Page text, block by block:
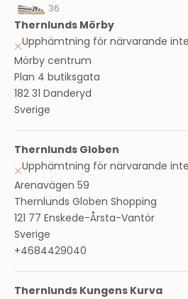
36
Thernlunds Mörby
Upphämtning för närvarande
Mörby centrum
Plan 4 butiksgata
182 31 Danderyd
Sverige
Thernlunds Globen
Upphämtning för närvarande
Arenavägen 59
Thernlunds Globen Shopping
121 77 Enskede-Årsta-Vantör
Sverige
+4684429040
Thernlunds Kungens Kurva